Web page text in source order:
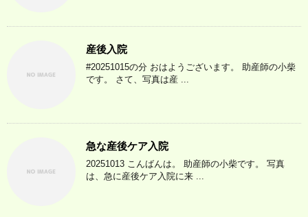
産後入院
#20251015の分 おはようございます。 助産師の小柴
です。 さて、写真は産 ...
急な産後ケア入院
20251013 こんばんは。 助産師の小柴です。 写真
は、急に産後ケア入院に来 ...